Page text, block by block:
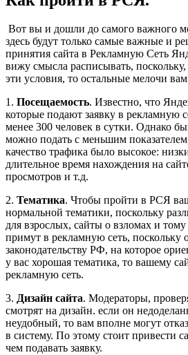
Вот вы и дошли до самого важного
здесь будут только самые важные и
принятия сайта в Рекламную Сеть
вижу смысла расписывать,
эти условия, то остальные мелочи
1. Посещаемость. Известно, что
которые подают заявку в рекламную
менее 300 человек в сутки. Однако
можно подать с меньшим
качество трафика было высокое:
длительное время нахождения на
просмотров и т.д.
2. Тематика. Чтобы пройти в РСЯ
нормальной тематики, поскольку
для взрослых, сайты о взломах и
примут в рекламную сеть, поскольку
законодательству РФ, на которое
у вас хорошая тематика, то вашему
рекламную сеть.
3. Дизайн сайта. Модераторы,
смотрят на дизайн. если он
неудобный, то вам вполне могут
в систему. По этому стоит привести
чем подавать заявку.